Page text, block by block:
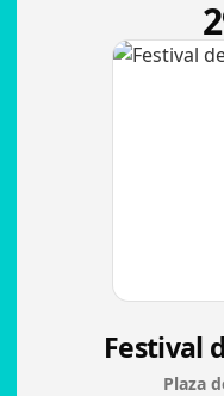
Festival
Plaza